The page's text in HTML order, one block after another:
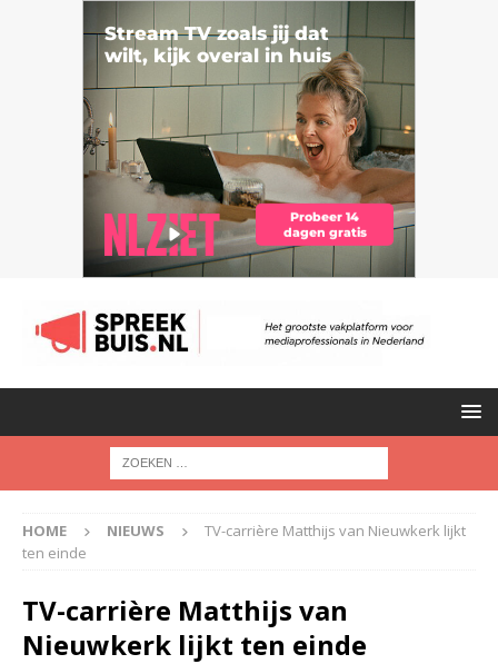
HOME NIEUWS
TV-carrière Matthijs van Nieuwkerk lijkt
ten einde
TV-carrière Matthijs van
Nieuwkerk lijkt ten einde